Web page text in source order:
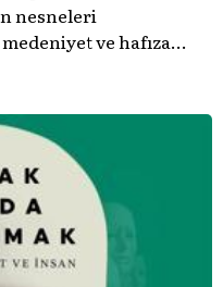
nesneleri
ve hafıza